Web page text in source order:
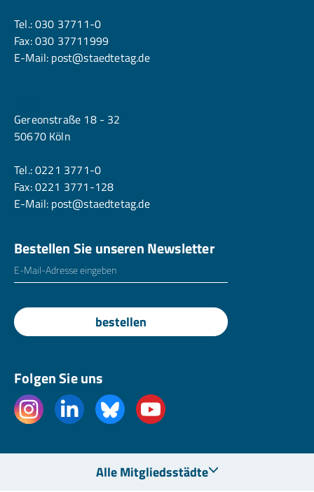
Tel.:030 37711-0
Fax: 030 37711999
E-Mail: post@staedtetag.de
Gereonstraße 18 - 32
50670 Köln
Tel.:0221 3771-0
Fax: 0221 3771-128
E-Mail: post@staedtetag.de
Bestellen Sie unseren Newsletter
E-Mailadresse
bestellen
Folgen Sie uns
Alle Mitgliedsstädte